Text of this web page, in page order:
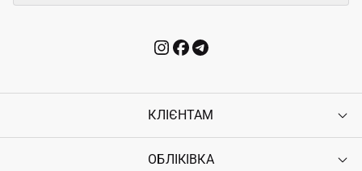
КЛІЄНТАМ
Контакти
ОБЛІКІВКА